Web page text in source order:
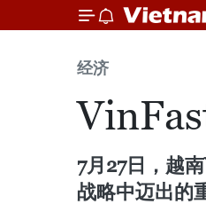
经济
7月27日，越
战略中迈出的